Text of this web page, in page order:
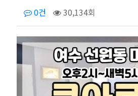
원
동
타
0건 30,134회